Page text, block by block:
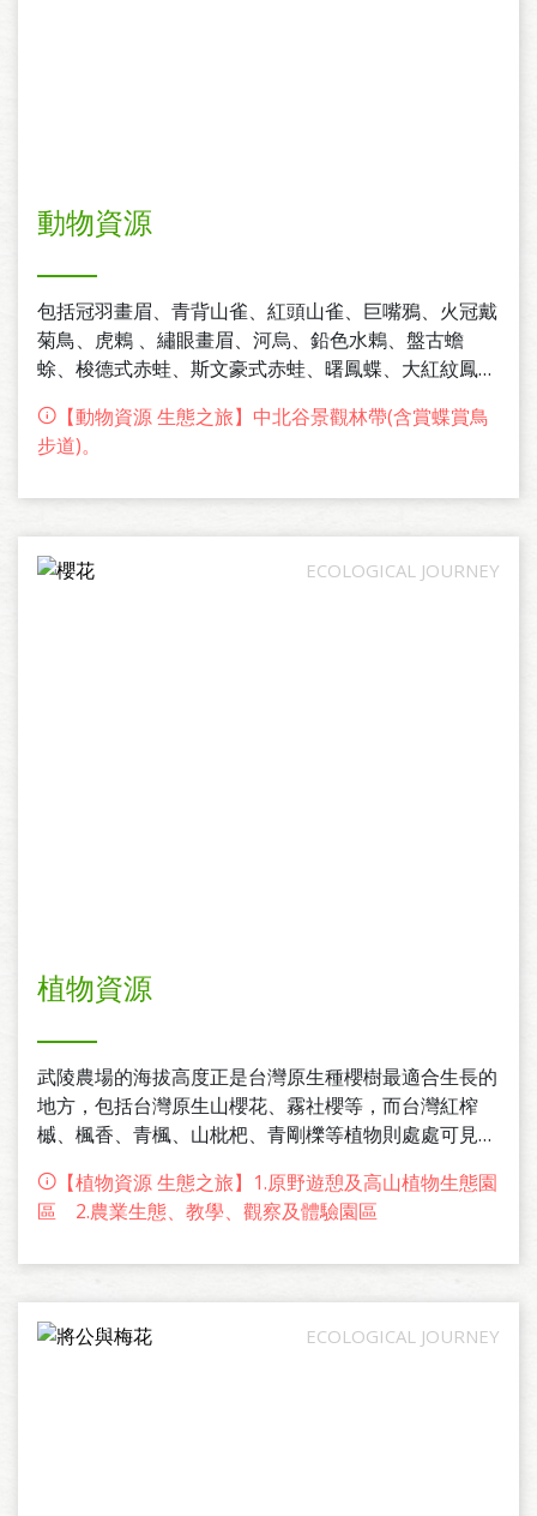
動物資源
包括冠羽畫眉、青背山雀、紅頭山雀、巨嘴鴉、火冠戴
菊鳥、虎鶇 、繡眼畫眉、河烏、鉛色水鶇、盤古蟾
蜍、梭德式赤蛙、斯文豪式赤蛙、曙鳳蝶、大紅紋鳳
下旬至94年11月底的動物資源調查結果顯示，區內計
有昆蟲28種、爬蟲類4種、鳥類19種。另依中華民國野
類共記錄到12種，站本島特有鳥類的85.7%。
【動物資源 生態之旅】中北谷景觀林帶(含賞蝶賞鳥
步道)。
植物資源
武陵農場的海拔高度正是台灣原生種櫻樹最適合生長的
地方，包括台灣原生山櫻花、霧社櫻等，而台灣紅榨
槭、楓香、青楓、山枇杷、青剛櫟等植物則處處可見。
栓皮櫟以及杜鵑。
根據94年8月下旬至94年11月底所做的植物資源調查結
種，植物資源相當豐富。
【植物資源 生態之旅】1.原野遊憩及高山植物生態園
區 2.農業生態、教學、觀察及體驗園區